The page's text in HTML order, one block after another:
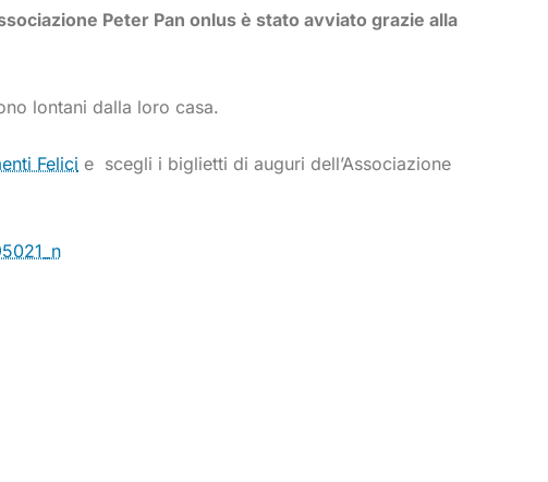
Peter Pan onlus è stato avviato grazie alla
lontani dalla loro casa.
Felici e scegli i biglietti di auguri dell’Associazione